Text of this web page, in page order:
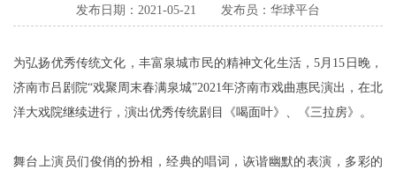
发布日期：2021-05-21 发布员：华球平台
为弘扬优秀传统文化，丰富泉城市民的精神文化生活，5月15日晚，
济南市吕剧院“戏聚周末春满泉城”2021年济南市戏曲惠民演出，在北
洋大戏院继续进行，演出优秀传统剧目《喝面叶》、《三拉房》。
舞台上演员们俊俏的扮相，经典的唱词，诙谐幽默的表演，多彩的